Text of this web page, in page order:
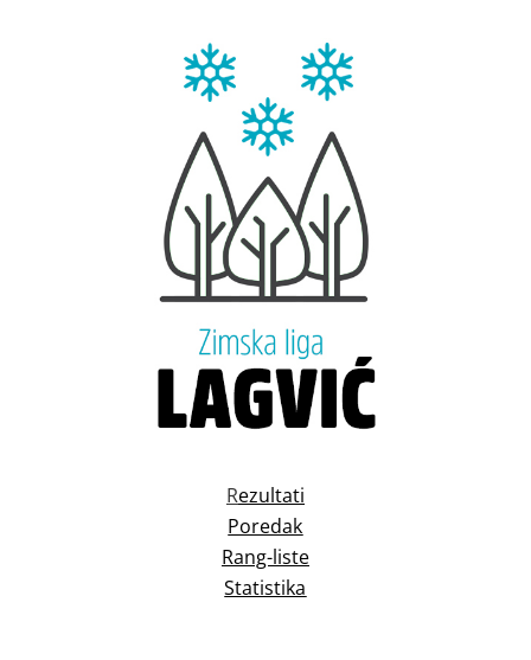
Rezultati
Poredak
Rang-liste
Statistika